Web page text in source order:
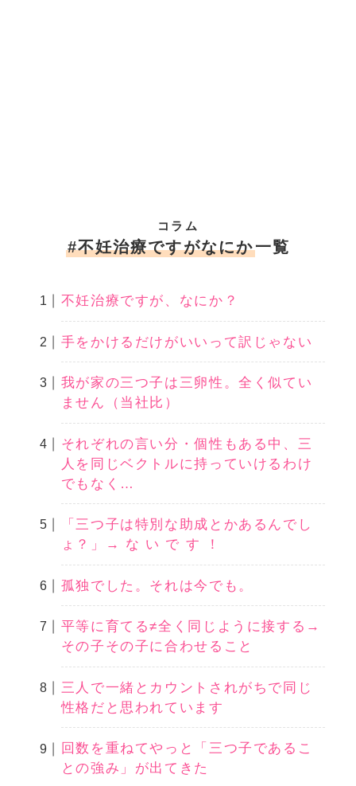
コラム
#不妊治療ですがなにか一覧
不妊治療ですが、なにか？
手をかけるだけがいいって訳じゃない
我が家の三つ子は三卵性。全く似てい
ません（当社比）
それぞれの言い分・個性もある中、三
人を同じベクトルに持っていけるわけ
でもなく…
「三つ子は特別な助成とかあるんでし
ょ？」→ な い で す ！
孤独でした。それは今でも。
平等に育てる≠全く同じように接する→
その子その子に合わせること
三人で一緒とカウントされがちで同じ
性格だと思われています
回数を重ねてやっと「三つ子であるこ
との強み」が出てきた